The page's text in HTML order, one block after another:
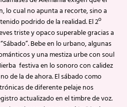
lo cual no apunta a recorte, sino a
podrido de la realidad. El 2º
triste y opaco superable gracias a
Bebe en lo urbano, algunas
y una mestiza urbe con soul
festiva en lo sonoro con calidez
de la de ahora. El sábado como
de diferente pelaje nos
actualizado en el timbre de voz.